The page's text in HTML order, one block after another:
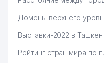
Домены верхнего
Выставки-2022 в
Рейтинг стран мира по